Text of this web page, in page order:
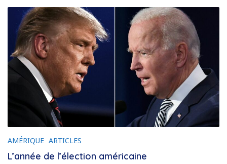
AMÉRIQUE ARTICLES
L’année de l’élection américaine